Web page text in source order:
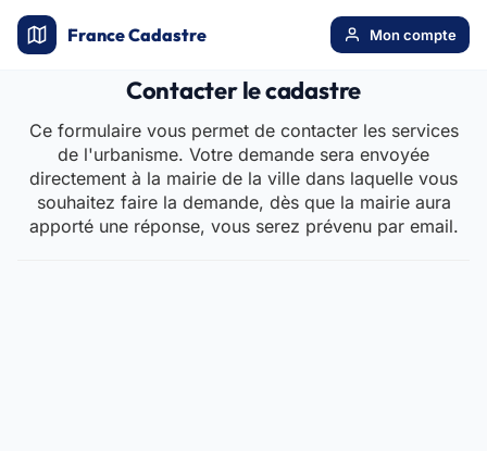
France Cadastre Mon compte
Contacter le cadastre
Ce formulaire vous permet de contacter les services
de l'urbanisme. Votre demande sera envoyée
directement à la mairie de la ville dans laquelle vous
souhaitez faire la demande, dès que la mairie aura
apporté une réponse, vous serez prévenu par email.